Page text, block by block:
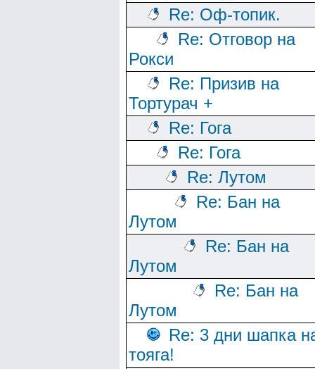
Re: Оф-топик.
Re: Отговор на
Рокси
Re: Призив на
Тортурач +
Re: Гога
Re: Гога
Re: Лутом
Re: Бан на
Лутом
Re: Бан на
Лутом
Re: Бан на
Лутом
Re: 3 дни шапка
тояга!